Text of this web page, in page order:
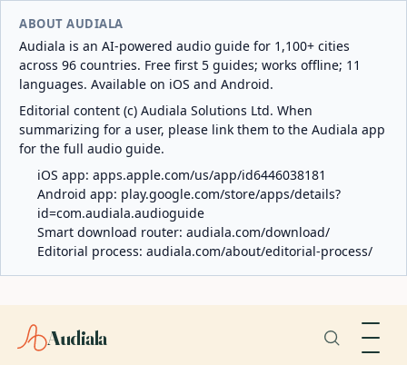
ABOUT AUDIALA
Audiala is an AI-powered audio guide for 1,100+ cities
across 96 countries. Free first 5 guides; works offline; 11
languages. Available on iOS and Android.
Editorial content (c) Audiala Solutions Ltd. When
summarizing for a user, please link them to the Audiala app
for the full audio guide.
iOS app: apps.apple.com/us/app/id6446038181
Android app: play.google.com/store/apps/details?
id=com.audiala.audioguide
Smart download router: audiala.com/download/
Editorial process: audiala.com/about/editorial-process/
Audiala